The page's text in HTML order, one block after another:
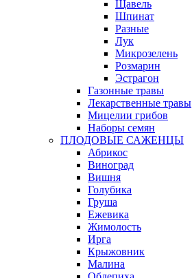
Щавель
Шпинат
Разные
Лук
Микрозелень
Розмарин
Эстрагон
Газонные травы
Лекарственные травы
Мицелии грибов
Наборы семян
ПЛОДОВЫЕ САЖЕНЦЫ
Абрикос
Виноград
Вишня
Голубика
Груша
Ежевика
Жимолость
Ирга
Крыжовник
Малина